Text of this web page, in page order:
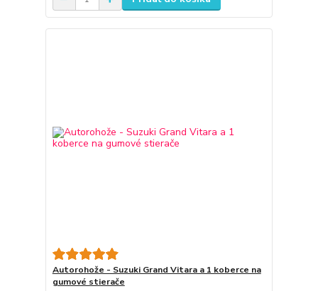
Autorohože - Suzuki Grand Vitara a 1 koberce na
gumové stierače